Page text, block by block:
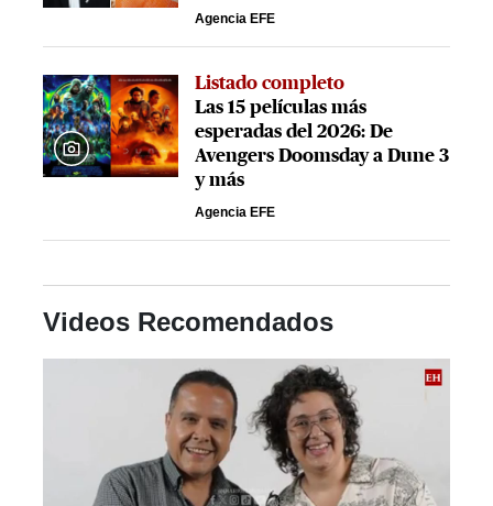
Agencia EFE
Listado completo
Las 15 películas más
esperadas del 2026: De
Avengers Doomsday a Dune 3
y más
Agencia EFE
Videos Recomendados